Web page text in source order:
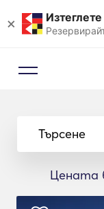
×
Търсене
Цената